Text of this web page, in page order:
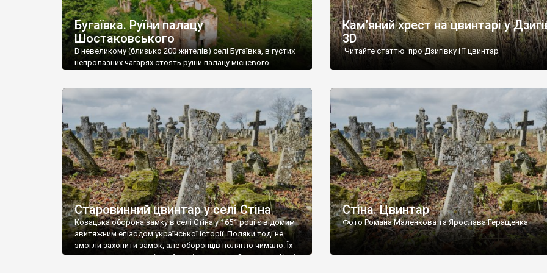
Бугаївка. Руїни палацу
Шостаковського
В невеликому (близько 200 жителів) селі Бугаївка, в густих
непролазних чагарях стоять руїни палацу місцевого
потім клуб, ще пізніше – гуртожиток. У 60-х роках минулого
століття тут розмістили туберкульозну лікарню. Коли із
палацу виїхала лікарня – ми точно не […]
Кам’яний хрест на цвинтарі у
3D
Читайте статтю про Дзигівку і її цвинтар
Старовинний цвинтар у селі Стіна
Козацька оборона замку в селі Стіна у 1651 році є відомим
звитяжним епізодом української історії. Поляки тоді не
змогли захопити замок, але оборонців полягло чимало. Їх
поховали на цвинтарі, який тоді називався Замковим. Нині
Стіна. Цвинтар
Фото Романа Маленкова та Ярослава Геращенка